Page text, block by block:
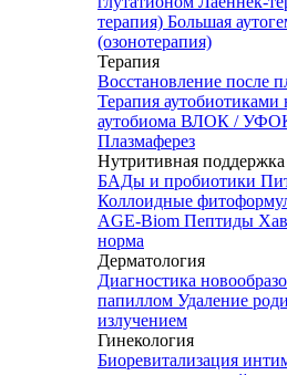
терапия) Большая
(озонотерапия)
Терапия
Восстановление после
Терапия аутобиотиками
аутобиома ВЛОК / УФОК
Плазмаферез
Нутритивная поддержка
БАДы и пробиотики
Коллоидные
AGE-Biom Пептиды
норма
Дерматология
Диагностика
папиллом Удаление
излучением
Гинекология
Биоревитализация